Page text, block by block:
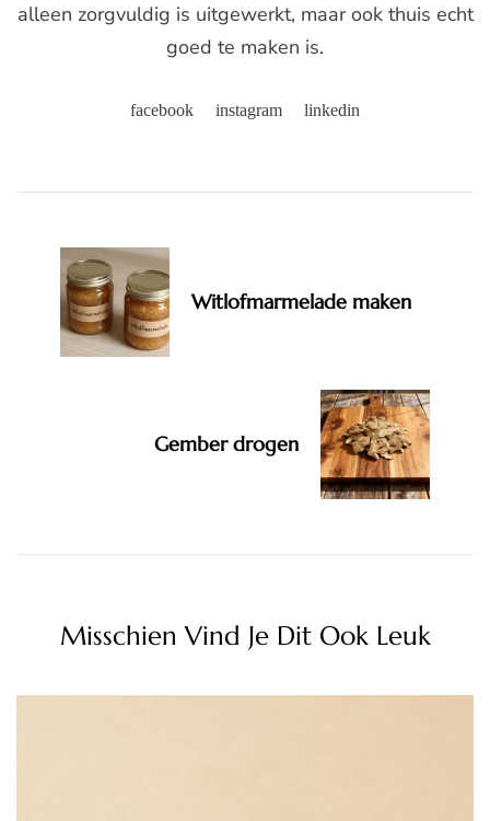
alleen zorgvuldig is uitgewerkt, maar ook thuis echt
goed te maken is.
facebook instagram linkedin
Navigation
Witlofmarmelade maken
Gember drogen
Misschien Vind Je Dit Ook Leuk